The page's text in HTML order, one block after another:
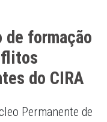
de formação
do CIRA
Permanente de